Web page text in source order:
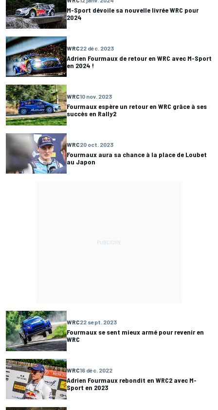
M-Sport dévoile sa nouvelle livrée WRC pour
2024
WRC22 déc. 2023
Adrien Fourmaux de retour en WRC avec M-Sport
en 2024 !
WRC10 nov. 2023
Fourmaux espère un retour en WRC grâce à ses
succès en Rally2
WRC20 oct. 2023
Fourmaux aura sa chance à la place de Loubet
au Japon
WRC22 sept. 2023
Fourmaux se sent mieux armé pour revenir en
WRC
WRC16 déc. 2022
Adrien Fourmaux rebondit en WRC2 avec M-
Sport en 2023